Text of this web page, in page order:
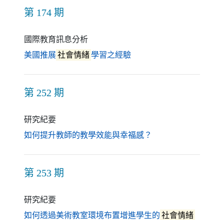
第 174 期
國際教育訊息分析
美國推展社會情緒學習之經驗（另開新視窗）
第 252 期
研究紀要
如何提升教師的教學效能與幸福感？
第 253 期
研究紀要
如何透過美術教室環境布置增進學生的 社會情緒